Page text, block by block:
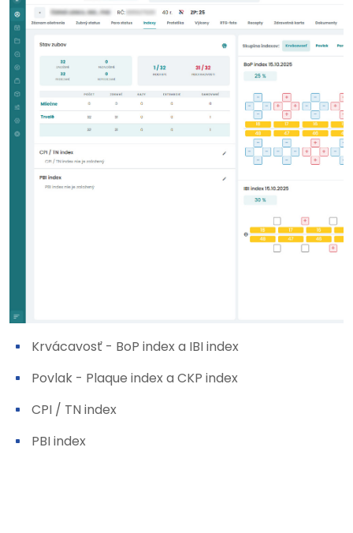
Krvácavosť - BoP index a IBI index
Povlak - Plaque index a CKP index
CPI / TN index
PBI index